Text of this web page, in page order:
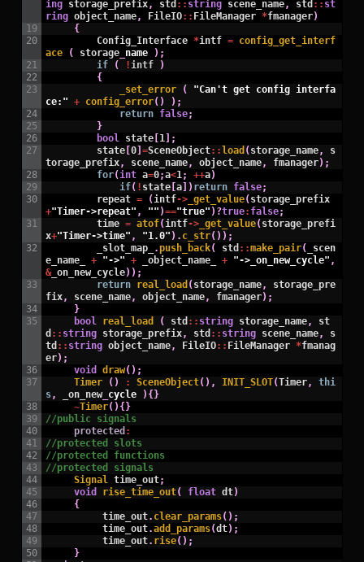
19
20
21
22
23
24
25
26
27
28
29
30
31
32
33
34
35
36
37
38
39
40
41
42
43
44
45
46
47
48
49
50
ing storage_prefix, std :: string scene_name, std :: st
ring object_name, FileIO:: FileManager *fmanager)
{
Config_Interface *intf = config_get_interf
ace
( storage name ) ;
if
( !intf
)
{
_set_error
(
"Can't get config interfa
ce:" + config_error( ) ) ;
return false;
}
bool state 1
;
state 0 =SceneObject:: load ( storage_name,
s
torage_prefix, scene_name, object_name, fmanager) ;
for(int a=0;a<1; ++a)
if( ! state a ) return false;
repeat = (intf-> _get_value( storage_prefix
+"Timer->repeat" , "" )=="true" ) ?true: false;
time = atof(intf-> _get_value( storage_prefi
x+"Timer->time" , "1.0" ) . c_str( ) ) ;
_slot_map_
.push_back( std ::make_pair(
_scen
e_name_
+ "->" + _object_name_ + "->_on_new_cycle" ,
& _on_new_cycle) ) ;
return real_load ( storage_name,
storage_pre
fix, scene_name, object_name, fmanager) ;
}
bool real_load ( std :: string storage_name,
st
d :: string storage_prefix, std :: string scene_name,
s
td :: string object_name, FileIO:: FileManager *fmanag
er) ;
void
draw( ) ;
Timer
( ) : SceneObject( ) , INIT_SLOT(Timer,
thi
s, _on_new_ cycle ) { }
~Timer( ) { }
//public signals
protected :
//protected slots
//protected functions
//protected signals
Signal time_out;
void
rise_time_out( float dt)
{
time_out. clear_params( ) ;
time_out.add_params(dt) ;
time_out. rise( ) ;
}